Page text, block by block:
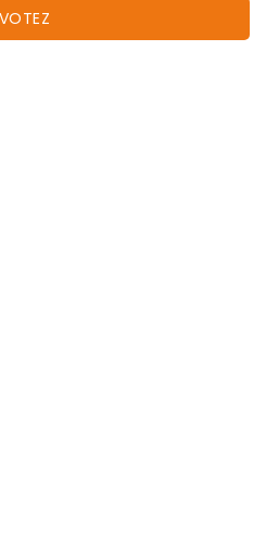
VOTEZ